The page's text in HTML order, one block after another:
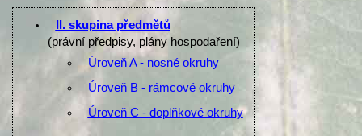
II. skupina předmětů
(právní předpisy, plány hospodaření)
Úroveň A - nosné okruhy
Úroveň B - rámcové okruhy
Úroveň C - doplňkové okruhy